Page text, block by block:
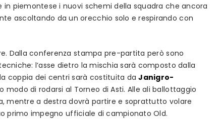
piemontese i nuovi schemi della squadra che ancora
ascoltando da un orecchio solo e respirando con
Dalla conferenza stampa pre-partita però sono
l’asse dietro la mischia sarà composto dalla
coppia dei centri sarà costituita daJanigro-
modo di rodarsi al Torneo di Asti. Alle ali ballottaggio
mentre a destra dovrà partire e soprattutto volare
primo impegno ufficiale di campionato Old.